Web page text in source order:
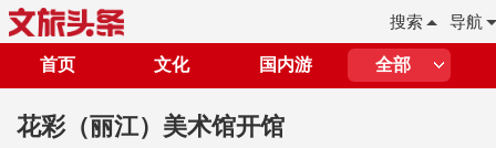
导航
搜索
首页 文化 国内游 全部
花彩（丽江）美术馆开馆